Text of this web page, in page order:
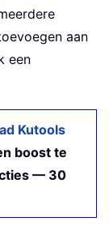
aan
een
Kutools
boost te
— 30